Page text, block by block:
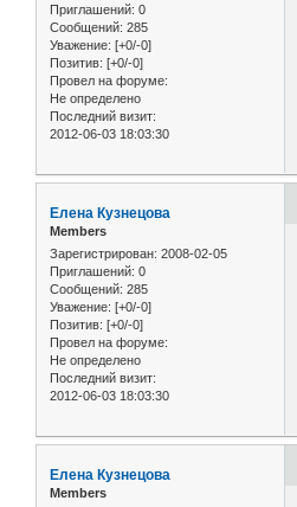
Приглашений: 0
Сообщений: 285
Уважение: [+0/-0]
Позитив: [+0/-0]
Провел на форуме:
Не определено
Последний визит:
2012-06-03 18:03:30
Елена Кузнецова
Members
Зарегистрирован: 2008-02-05
Приглашений: 0
Сообщений: 285
Уважение: [+0/-0]
Позитив: [+0/-0]
Провел на форуме:
Не определено
Последний визит:
2012-06-03 18:03:30
Елена Кузнецова
Members